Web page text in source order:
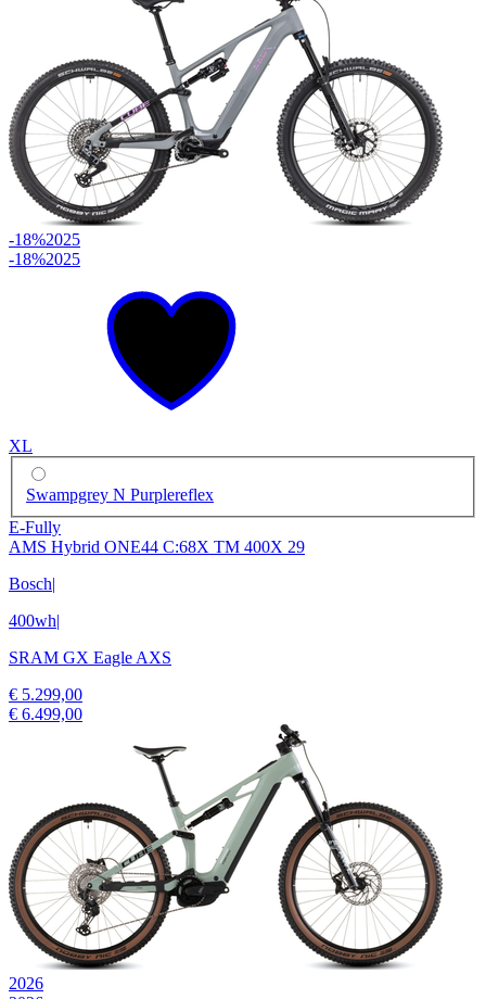
-18%2025
-18%2025
XL
Swampgrey N Purplereflex
E-Fully
AMS Hybrid ONE44 C:68X TM 400X 29
Bosch|
400wh|
SRAM GX Eagle AXS
€ 5.299,00
€ 6.499,00
2026